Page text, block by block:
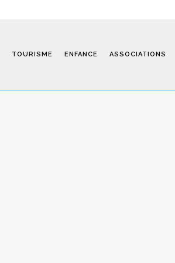
TOURISME ENFANCE ASSOCIATIONS